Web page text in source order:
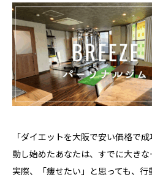
「ダイエットを大阪で安い価格で
動し始めたあなたは、すでに大きな
実際、「痩せたい」と思っても、